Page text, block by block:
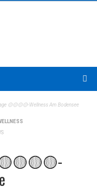
🟡🟡🟡🟡-Wellness Am Bodensee
🟡🟡🟡🟡-